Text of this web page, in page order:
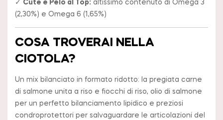
✓ Cute e Pelo al Top: altissimo contenuto di Omega 3
(2,30%) e Omega 6 (1,65%)
COSA TROVERAI NELLA
CIOTOLA?
Un mix bilanciato in formato ridotto: la pregiata carne
di salmone unita a riso e fiocchi di riso, olio di salmone
per un perfetto bilanciamento lipidico e preziosi
condroprotettori per salvaguardare le articolazioni del